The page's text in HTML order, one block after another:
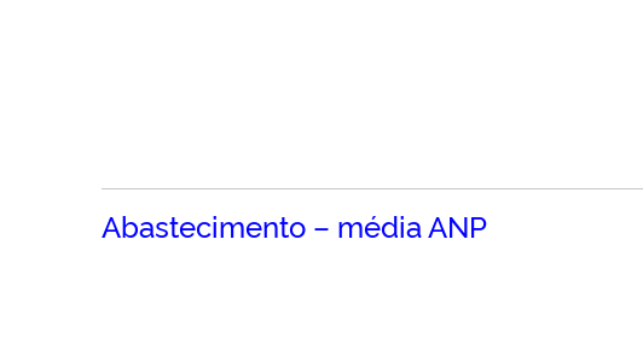
Abastecimento – média ANP